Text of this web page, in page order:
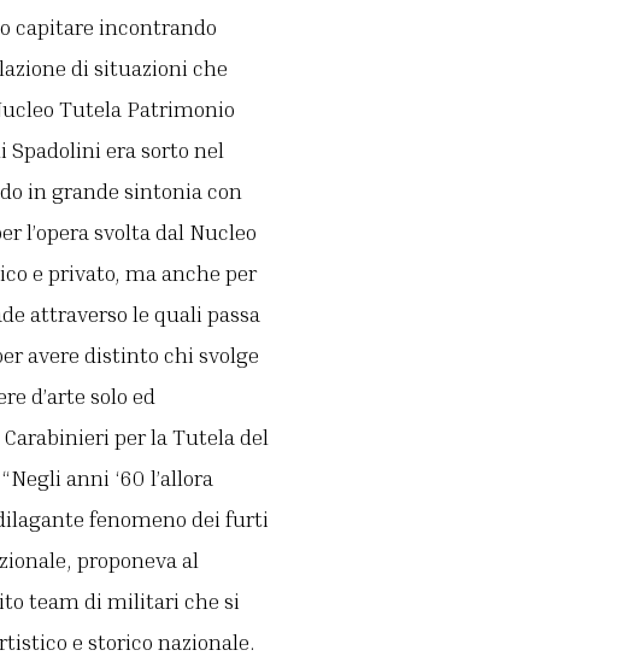
capitare incontrando
di situazioni che
Tutela Patrimonio
era sorto nel
in grande sintonia con
l’opera svolta dal Nucleo
e privato, ma anche per
attraverso le quali passa
avere distinto chi svolge
d’arte solo ed
per la Tutela del
anni ‘60 l’allora
fenomeno dei furti
proponeva al
team di militari che si
e storico nazionale.